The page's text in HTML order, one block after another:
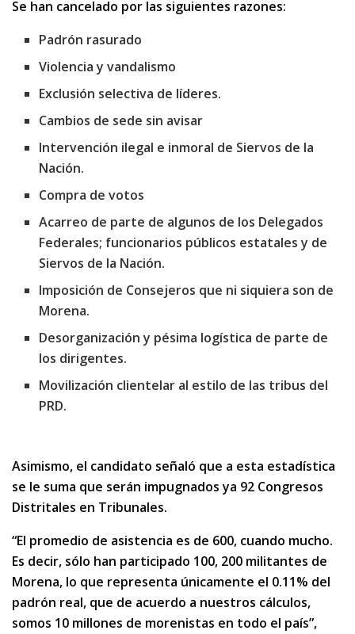
Se han cancelado por las siguientes razones:
Padrón rasurado
Violencia y vandalismo
Exclusión selectiva de líderes.
Cambios de sede sin avisar
Intervención ilegal e inmoral de Siervos de la
Nación.
Compra de votos
Acarreo de parte de algunos de los Delegados
Federales; funcionarios públicos estatales y de
Siervos de la Nación.
Imposición de Consejeros que ni siquiera son de
Morena.
Desorganización y pésima logística de parte de
los dirigentes.
Movilización clientelar al estilo de las tribus del
PRD.
Asimismo, el candidato señaló que a esta estadística
se le suma que serán impugnados ya 92 Congresos
Distritales en Tribunales.
“El promedio de asistencia es de 600, cuando mucho.
Es decir, sólo han participado 100, 200 militantes de
Morena, lo que representa únicamente el 0.11% del
padrón real, que de acuerdo a nuestros cálculos,
somos 10 millones de morenistas en todo el país”,